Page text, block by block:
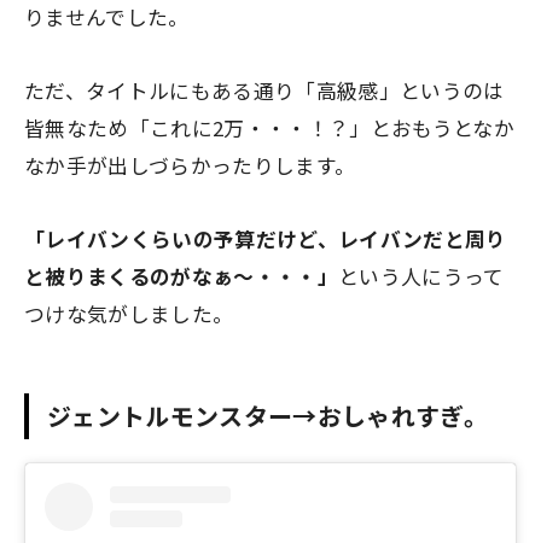
りませんでした。
ただ、タイトルにもある通り「高級感」というのは
皆無なため「これに2万・・・！？」とおもうとなか
なか手が出しづらかったりします。
「レイバンくらいの予算だけど、レイバンだと周り
と被りまくるのがなぁ～・・・」 という人にうって
つけな気がしました。
ジェントルモンスター→おしゃれすぎ。